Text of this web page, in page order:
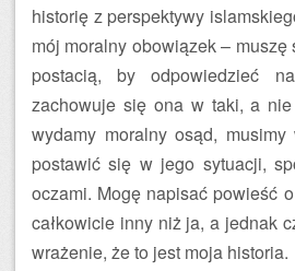
historię z perspektywy
mój moralny obowiązek –
postacią, by odpowiedzieć
zachowuje się ona w taki, a
wydamy moralny osąd,
postawić się w jego sytuacji,
oczami. Mogę napisać powieść
całkowicie inny niż ja, a jednak
wrażenie, że to jest moja historia.